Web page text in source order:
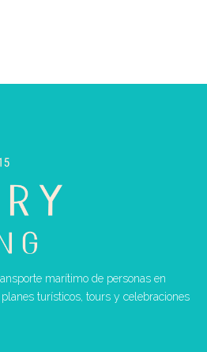
marítimo de personas en
turísticos, tours y celebraciones